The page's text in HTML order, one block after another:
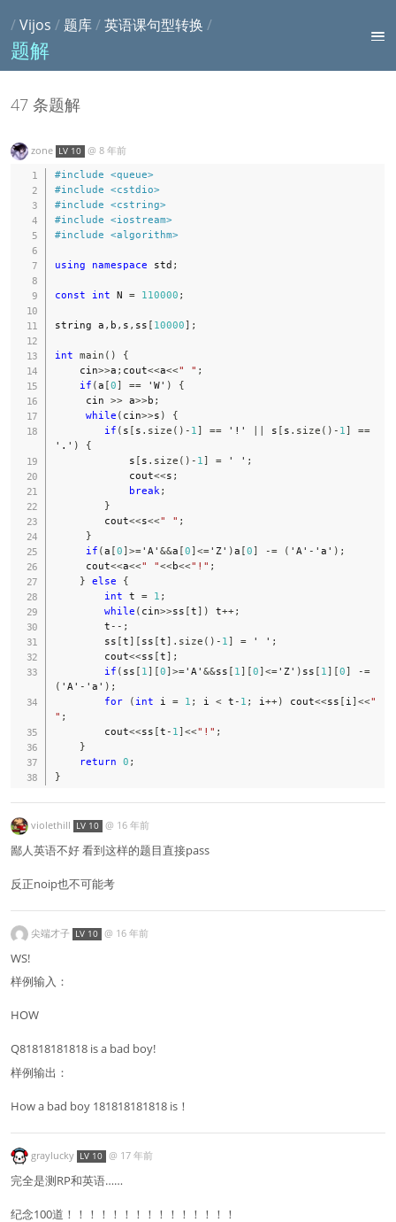
/Vijos / 题库/英语课句型转换 /
题解
47 条题解
zone LV 10 @ 8 年前
#include <queue>
#include <cstdio>
#include <cstring>
#include <iostream>
#include <algorithm>
using namespace std ;
const int N = 110000 ;
string a , b , s , ss [ 10000] ;
int main ( )
{
    cin
>>a ; cout<<a<<" " ;
if (a [0] == 'W' )
{
     cin
>> a>>b ;
while ( cin>>s )
{
if ( s [ s . size ( ) - 1 ] == '!' || s [ s . size ( ) - 1 ]
==
'.' )
{
            s
[ s . size ( ) - 1 ] = ' ' ;
            cout
<<s ;
break ;
}
        cout
<<s<<" " ;
}
if (a [0]>='A' &&a [0]<='Z' )a [0] -= ( 'A' - 'a' ) ;
     cout
<<a<<" "<<b<<"!" ;
} else
{
int t = 1 ;
while ( cin>>ss [t] ) t++;
        t
-- ;
        ss
[t] [ ss [t] . size ( ) - 1 ] = ' ' ;
        cout
<<ss [t] ;
if ( ss [ 1 ] [0]>='A' &&ss [ 1 ] [0]<='Z' ) ss [ 1 ] [0]
-=
( 'A' - 'a' ) ;
for
( int i = 1 ; i < t - 1 ; i ++) cout<<ss [ i ]<<"
" ;
        cout
<<ss [t - 1 ]<<"!" ;
}
return 0 ;
}
violethill LV 10 @ 16 年前
鄙人英语不好 看到这样的题目直接pass
反正noip也不可能考
尖端才子 LV 10 @ 16 年前
WS!
样例输入：
HOW
Q81818181818 is a bad boy!
样例输出：
How a bad boy 181818181818 is！
graylucky LV 10 @ 17 年前
完全是测RP和英语……
纪念100道！！！！！！！！！！！！！！！